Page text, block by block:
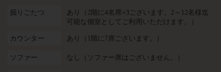
掘りごたつ
あり（2階に4名席×3ございます。2～12名様迄
可能な個室としてご利用いただけます。）
カウンター あり（1階に7席ございます。）
ソファー なし（ソファー席はございません。）